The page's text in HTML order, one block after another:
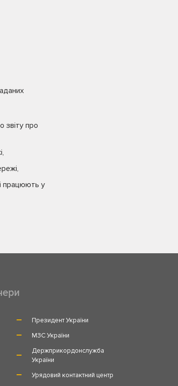
звіту про
працюють у
Президент України
МЗС України
Держприкордонслужба
України
Урядовий контактний центр